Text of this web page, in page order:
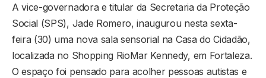
A vice-governadora e titular da Secretaria da Proteção
Social (SPS), Jade Romero, inaugurou nesta sexta-
feira (30) uma nova sala sensorial na Casa do Cidadão,
localizada no Shopping RioMar Kennedy, em Fortaleza.
O espaço foi pensado para acolher pessoas autistas e